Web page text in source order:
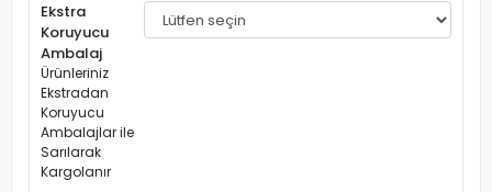
Ekstra
Koruyucu
Ambalaj
Ürünleriniz
Ekstradan
Koruyucu
Ambalajlar ile
Sarılarak
Kargolanır